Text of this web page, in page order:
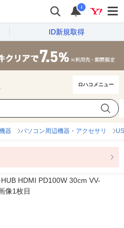
i
ID新規取得
ロハコメニュー
器 パソコン周辺機器・アクセサリ